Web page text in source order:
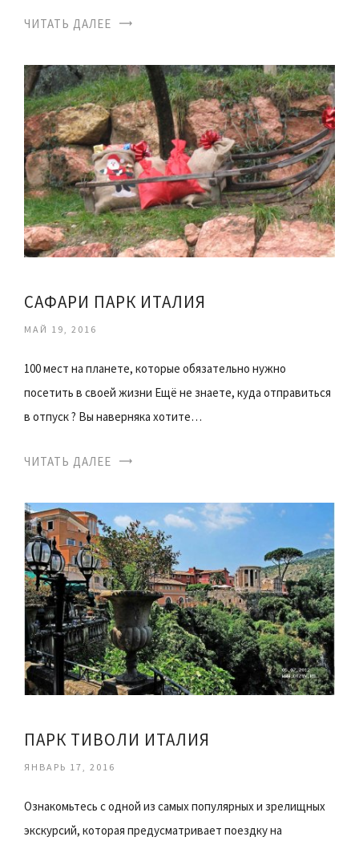
ЧИТАТЬ ДАЛЕЕ
САФАРИ ПАРК ИТАЛИЯ
МАЙ 19, 2016
100 мест на планете, которые обязательно нужно
посетить в своей жизни Ещё не знаете, куда отправиться
в отпуск ? Вы наверняка хотите…
ЧИТАТЬ ДАЛЕЕ
ПАРК ТИВОЛИ ИТАЛИЯ
ЯНВАРЬ 17, 2016
Ознакомьтесь с одной из самых популярных и зрелищных
экскурсий, которая предусматривает поездку на